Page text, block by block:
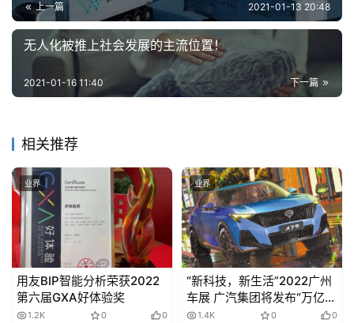
城
市
更
多
容
上一篇 2021-01-13 20:48
无人化被推上社会发展的主流位置！
下一篇
2021-01-16 11:40
相关推荐
业界
用友BIP智能分析荣获2022
第六届GXA好体验奖
1.2K 0 0
业界
“新科技，新生活”2022广州
车展 广汽集团将发布“万亿广
汽”蓝图
1.4K 0 0